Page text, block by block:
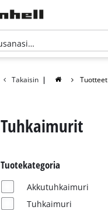
Takaisin | Tuotteet
Tuhkaimurit
Tuotekategoria
Akkutuhkaimuri
Tuhkaimuri